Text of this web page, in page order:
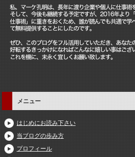
メニュー
はじめにお読み下さい
当ブログの歩み方
プロフィール